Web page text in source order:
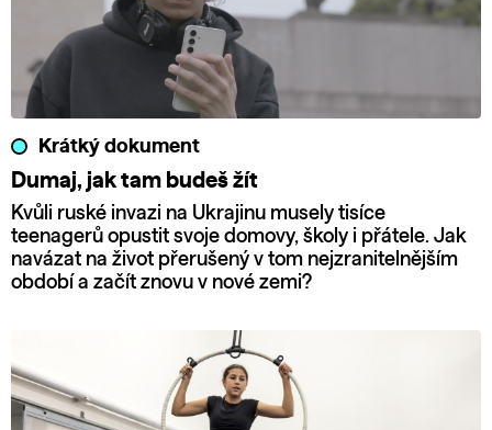
Krátký dokument
Dumaj, jak tam budeš žít
Kvůli ruské invazi na Ukrajinu musely tisíce
teenagerů opustit svoje domovy, školy i přátele. Jak
navázat na život přerušený v tom nejzranitelnějším
období a začít znovu v nové zemi?